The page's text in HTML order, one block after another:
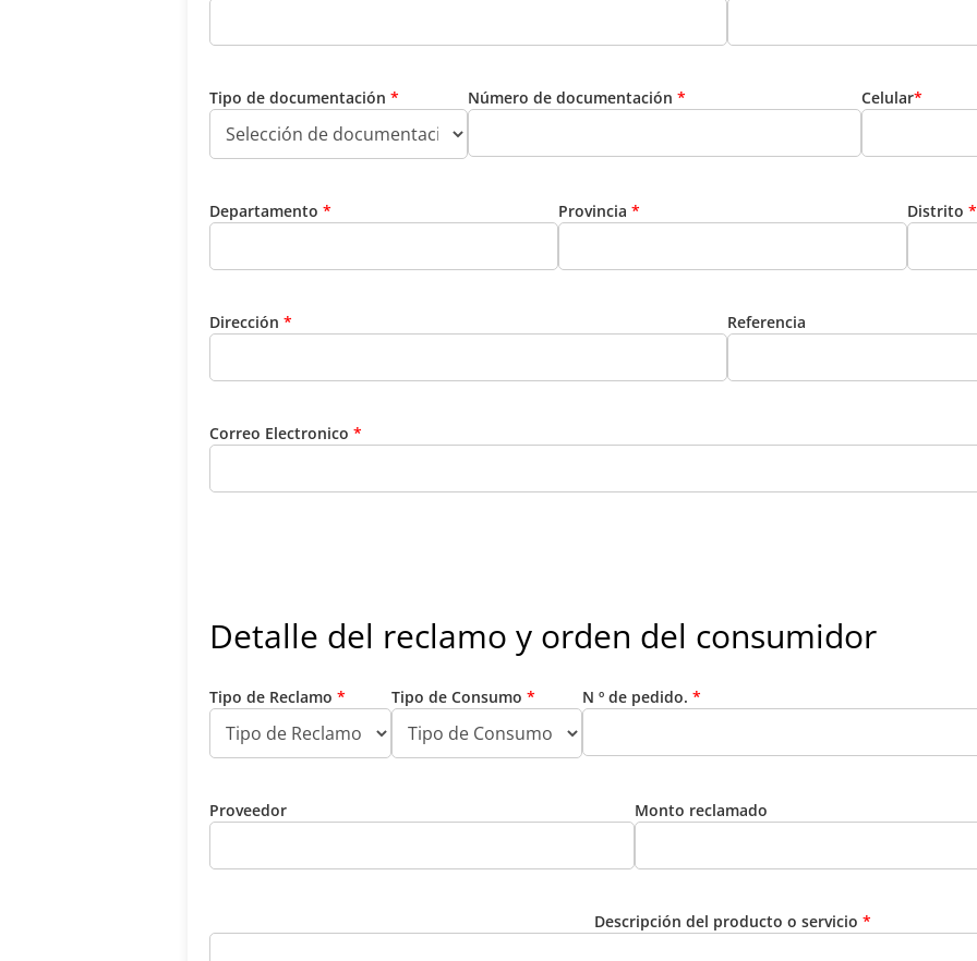
Tipo de documentación * Número de documentación * Celular*
Departamento * Provincia * Distrito *
Dirección * Referencia
Correo Electronico *
Detalle del reclamo y orden del consumidor
Tipo de Reclamo * Tipo de Consumo * N º de pedido. *
Proveedor Monto reclamado
Descripción del producto o servicio *